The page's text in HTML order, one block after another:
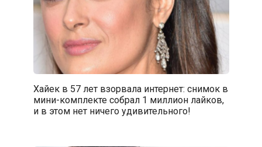
Хайек в 57 лет взорвала интернет: снимок в
мини-комплекте собрал 1 миллион лайков,
и в этом нет ничего удивительного!